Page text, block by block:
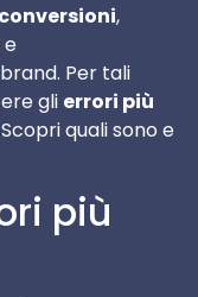
,
Per tali
gli errori più
quali sono e
più